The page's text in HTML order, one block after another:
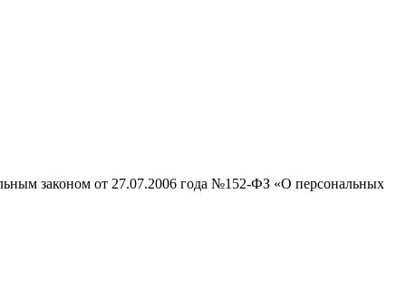
законом от 27.07.2006 года №152-ФЗ «О персональных